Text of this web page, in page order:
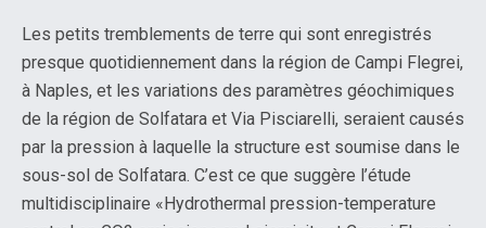
Les petits tremblements de terre qui sont enregistrés
presque quotidiennement dans la région de Campi Flegrei,
à Naples, et les variations des paramètres géochimiques
de la région de Solfatara et Via Pisciarelli, seraient causés
par la pression à laquelle la structure est soumise dans le
sous-sol de Solfatara. C’est ce que suggère l’étude
multidisciplinaire «Hydrothermal pression-temperature